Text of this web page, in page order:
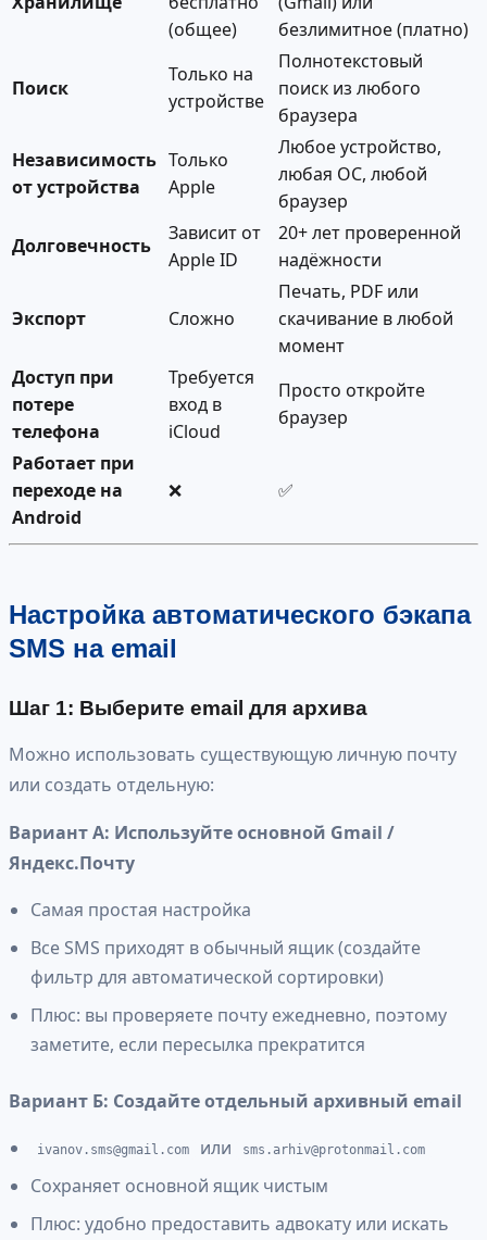
(общее)
безлимитное (платно)
Поиск
Только на
устройстве
Полнотекстовый
поиск из любого
браузера
Независимость
от устройства
Только
Apple
Любое устройство,
любая ОС, любой
браузер
Долговечность
Зависит от
Apple ID
20+ лет проверенной
надёжности
Экспорт Сложно
Печать, PDF или
скачивание в любой
момент
Доступ при
потере
телефона
Требуется
вход в
iCloud
Просто откройте
браузер
Работает при
переходе на
Android
❌ ✅
Настройка автоматического бэкапа
SMS на email
Шаг 1: Выберите email для архива
Можно использовать существующую личную почту
или создать отдельную:
Вариант А: Используйте основной Gmail /
Яндекс.Почту
Самая простая настройка
Все SMS приходят в обычный ящик (создайте
фильтр для автоматической сортировки)
Плюс: вы проверяете почту ежедневно, поэтому
заметите, если пересылка прекратится
Вариант Б: Создайте отдельный архивный email
ivanov.sms@gmail.com или sms.arhiv@protonmail.com
Сохраняет основной ящик чистым
Плюс: удобно предоставить адвокату или искать